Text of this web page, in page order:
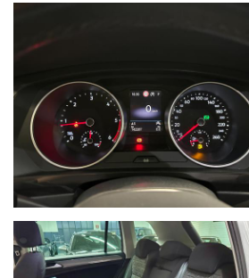
PREVENTIVI DI FINANZIAMENTO
I KM DELLE NOSTRE AUTO SONO
WE SPEAK ENGLISH,
NOUS PARLONS FRANÇAIS
N.B.: Gli equipaggiamenti sopra
contenere errori o inesattezze,